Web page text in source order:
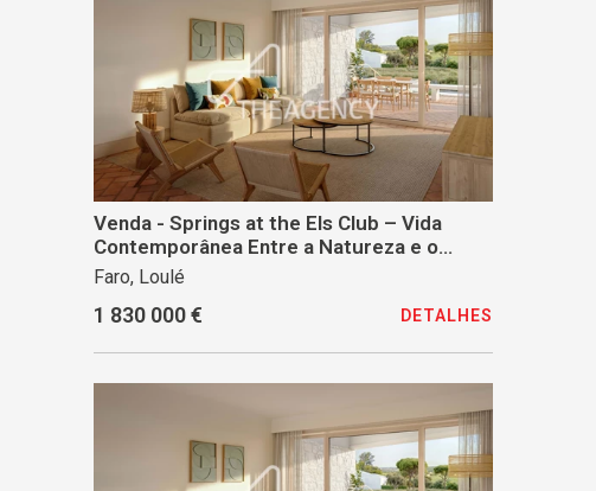
Venda - Springs at the Els Club – Vida
Contemporânea Entre a Natureza e o
Golfe
Faro, Loulé
1 830 000 € DETALHES